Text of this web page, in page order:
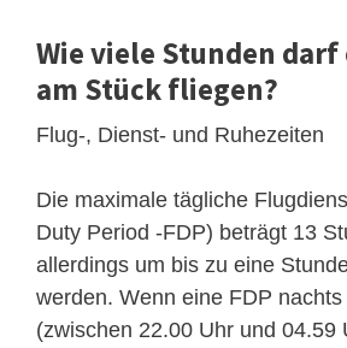
Wie viele Stunden
am Stück fliegen?
Flug-, Dienst- und Ruhezeiten
Die maximale tägliche
Duty Period -FDP) beträgt 13
allerdings um bis zu eine
werden. Wenn eine FDP
(zwischen 22.00 Uhr und 04.59